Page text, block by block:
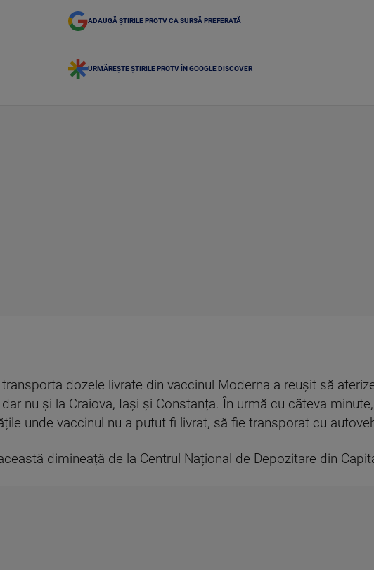
ADAUGĂ ȘTIRILE PROTV CA SURSĂ PREFERATĂ
URMĂREȘTE ȘTIRILE PROTV ÎN GOOGLE DISCOVER
transporta dozele livrate din vaccinul Moderna a reușit să
nu și la Craiova, Iași și Constanța. În urmă cu câteva
unde vaccinul nu a putut fi livrat, să fie transporat cu
dimineață de la Centrul Național de Depozitare din